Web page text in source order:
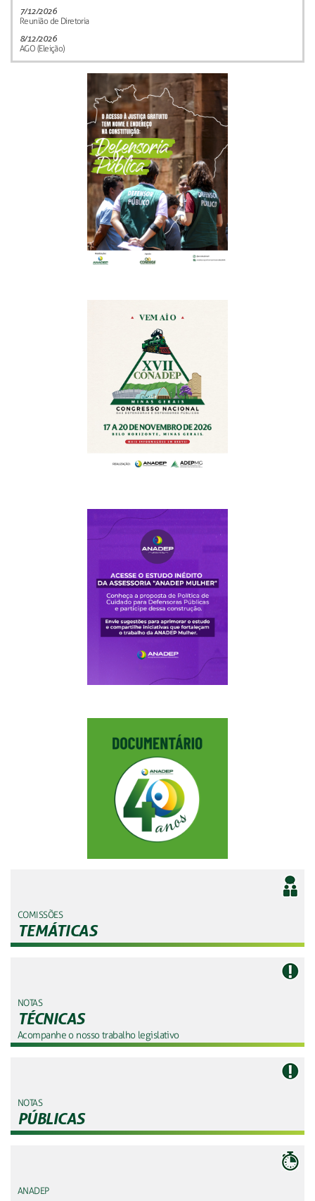
7/12/2026
Reunião de Diretoria
8/12/2026
AGO (Eleição)
COMISSÕES
TEMÁTICAS
NOTAS
TÉCNICAS
Acompanhe o nosso trabalho legislativo
NOTAS
PÚBLICAS
ANADEP